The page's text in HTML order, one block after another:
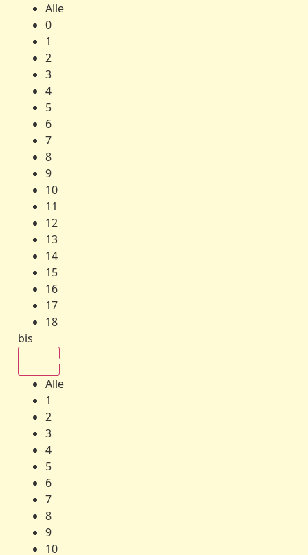
Alle
0
1
2
3
4
5
6
7
8
9
10
11
12
13
14
15
16
17
18
bis
Alle
1
2
3
4
5
6
7
8
9
10